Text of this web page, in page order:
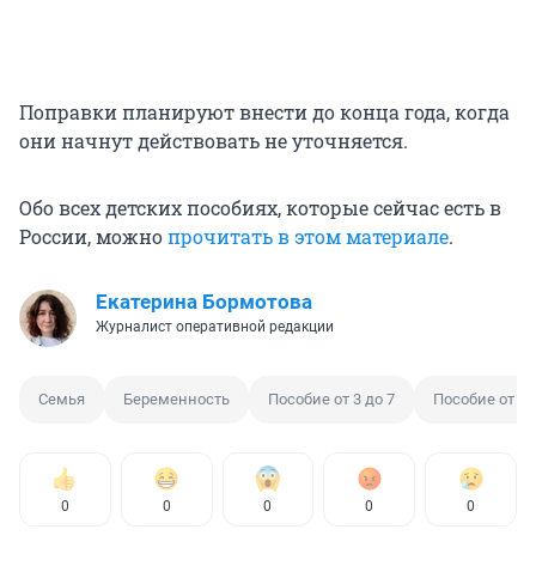
Поправки планируют внести до конца года, когда
они начнут действовать не уточняется.
Обо всех детских пособиях, которые сейчас есть в
России, можнопрочитать в этом материале.
Екатерина Бормотова
Журналист оперативной редакции
Семья Беременность Пособие от 3 до 7 Пособие от 8
0 0 0 0 0